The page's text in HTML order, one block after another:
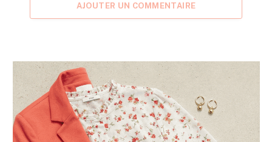
AJOUTER UN COMMENTAIRE